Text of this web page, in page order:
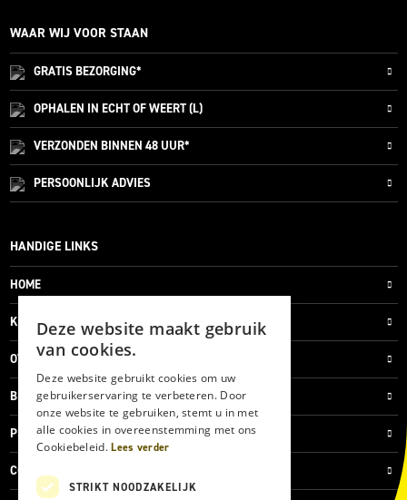
WAAR WIJ VOOR STAAN
GRATISBEZORGING*
OPHALEN IN ECHT OF WEERT (L)
VERZONDEN BINNEN 48 UUR*
PERSOONLIJKADVIES
HANDIGE LINKS
HOME
KLANTENSERVICE
OVER ONS
BLOG
PRIVACYVERKLARING
COOKIES
Deze website maakt gebruik
van cookies.
Deze website gebruikt cookies om uw
gebruikerservaring te verbeteren. Door
onze website te gebruiken, stemt u in met
alle cookies in overeenstemming met ons
Cookiebeleid.Lees verder
STRIKT NOODZAKELIJK